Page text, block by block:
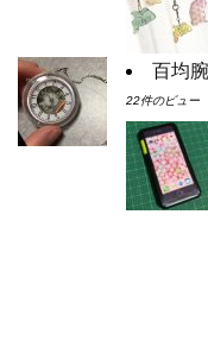
百均
22件のビュー